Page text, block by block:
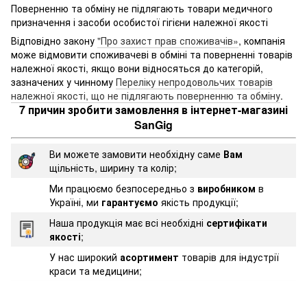
Поверненню та обміну не підлягають товари медичного
призначення і засоби особистої гігієни належної якості
Відповідно закону "Про захист прав споживачів», компанія
може відмовити споживачеві в обміні та поверненні товарів
належної якості, якщо вони відносяться до категорій,
зазначених у чинному Переліку непродовольчих товарів
належної якості, що не підлягають поверненню та обміну.
7 причин зробити замовлення в інтернет-магазині
SanGig
Ви можете замовити необхідну саме Вам
щільність, ширину та колір;
Ми працюємо безпосередньо з виробником в
Україні, ми гарантуємо якість продукції;
Наша продукція має всі необхідні сертифікати
якості;
У нас широкий асортимент товарів для індустрії
краси та медицини;